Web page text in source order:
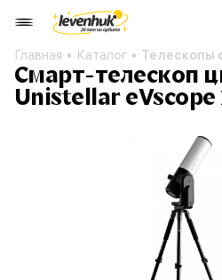
Главная Каталог Телескопы
Смарт-телескоп
Unistellar